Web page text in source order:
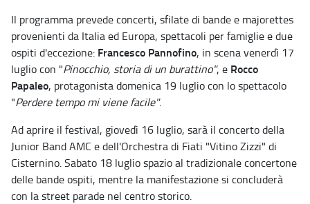
Il programma prevede concerti, sfilate di bande e majorettes
provenienti da Italia ed Europa, spettacoli per famiglie e due
ospiti d'eccezione: Francesco Pannofino, in scena venerdì 17
luglio con "Pinocchio, storia di un burattino", e Rocco
Papaleo, protagonista domenica 19 luglio con lo spettacolo
"Perdere tempo mi viene facile".
Ad aprire il festival, giovedì 16 luglio, sarà il concerto della
Junior Band AMC e dell'Orchestra di Fiati "Vitino Zizzi" di
Cisternino. Sabato 18 luglio spazio al tradizionale concertone
delle bande ospiti, mentre la manifestazione si concluderà
con la street parade nel centro storico.